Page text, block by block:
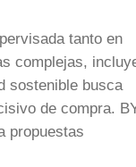
tanto en
complejas,
sostenible busca
de compra.
propuestas